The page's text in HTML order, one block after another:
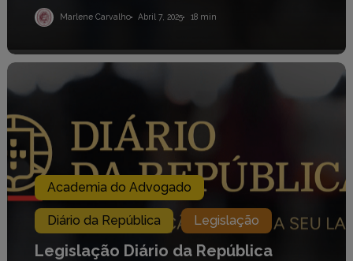
Marlene Carvalho Abril 7, 2025 18 min
Legislação
da
Academia do Advogado
Diário da República Legislação
Legislação Diário da República